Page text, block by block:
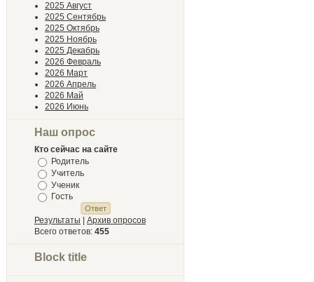
2025 Август
2025 Сентябрь
2025 Октябрь
2025 Ноябрь
2025 Декабрь
2026 Февраль
2026 Март
2026 Апрель
2026 Май
2026 Июнь
Наш опрос
Кто сейчас на сайте
Родитель
Учитель
Ученик
Гость
Результаты
Архив опросов
Всего ответов: 455
Block title